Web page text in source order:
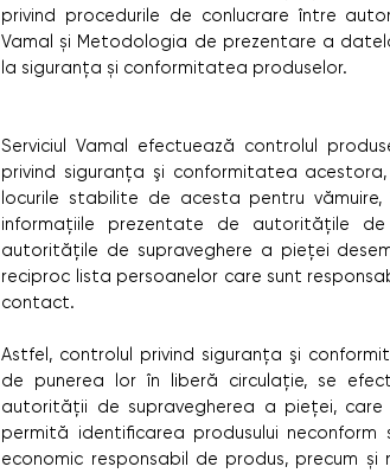
privind procedurile de conlucrare între
Vamal și Metodologia de prezentare a
la siguranța și conformitatea produselor.
Serviciul Vamal efectuează controlul
privind siguranţa şi conformitatea
locurile stabilite de acesta pentru
informațiile prezentate de autorităţile
autoritățile de supraveghere a pieței
reciproc lista persoanelor care sunt
contact.
Astfel, controlul privind siguranţa şi
de punerea lor în liberă circulaţie, se
autorității de supravegherea a pieței,
permită identificarea produsului
economic responsabil de produs, precum